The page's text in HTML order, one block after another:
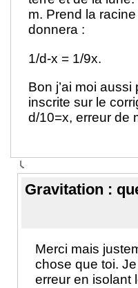
m. Prend la
donnera :
1/d-x = 1/9x.
Bon j’ai moi
inscrite sur le
d/10=x, erreur de
Gravitation :
Merci mais
chose que toi.
erreur en isolant